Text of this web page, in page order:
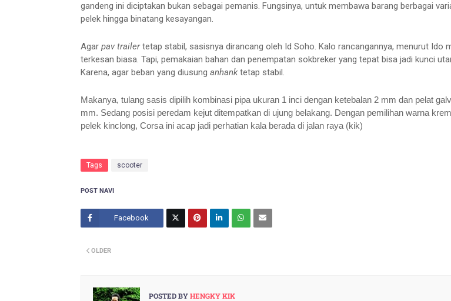
gandeng ini diciptakan bukan sebagai pemanis. Fungsinya, untuk membawa barang berbagai
pelek hingga binatang kesayangan.
Agar pav trailertetap stabil, sasisnya dirancang oleh Id Soho. Kalo rancangannya, menurut Ido
terkesan biasa. Tapi, pemakaian bahan dan penempatan sokbreker yang tepat bisa jadi kunci
Karena, agar beban yang diusung anhanktetap stabil.
Makanya, tulang sasis dipilih kombinasi pipa ukuran 1 inci dengan ketebalan 2 mm dan pelat
mm. Sedang posisi peredam kejut ditempatkan di ujung belakang. Dengan pemilihan warna
pelek kinclong, Corsa ini acap jadi perhatian kala berada di jalan raya (kik)
Tags scooter
POST NAVI
Facebook
OLDER
POSTED BYHENGKY KIK